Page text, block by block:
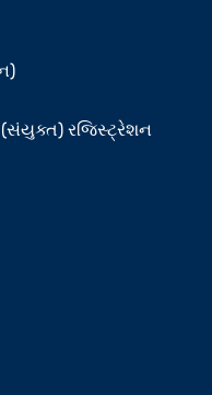
રજિસ્ટ્રેશન